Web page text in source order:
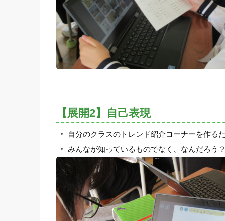
【展開2】自己表現
自分のクラスのトレンド紹介コーナーを作る
みんなが知っているものでなく、なんだろう